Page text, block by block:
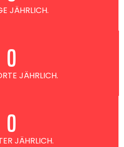
JÄHRLICH.
JÄHRLICH.
0
JÄHRLICH.
0